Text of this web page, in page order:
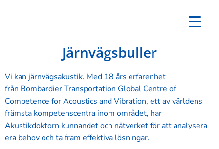
Järnvägsbuller
Vi kan järnvägsakustik. Med 18 års erfarenhet
från Bombardier Transportation Global Centre of
Competence for Acoustics and Vibration, ett av världens
främsta kompetenscentra inom området, har
Akustikdoktorn kunnandet och nätverket för att analysera
era behov och ta fram effektiva lösningar.